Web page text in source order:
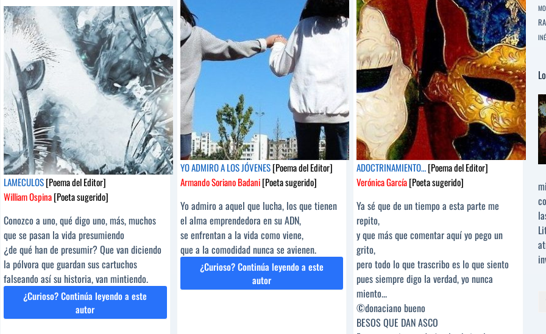
Francisco
Manzano
[Poeta
sugerido]
LAMECULOS[Poema del Editor]
William Ospina[Poeta sugerido]
Conozco a uno, qué digo uno, más, muchos
que se pasan la vida presumiendo
¿de qué han de presumir? Que van diciendo
la pólvora que guardan sus cartuchos
falseando así su historia, van mintiendo.
¿Curioso? Continúa leyendo a este
autorLAMECULOS
[Poema
YO ADMIRO A LOS JÓVENES[Poema del Editor]
Armando Soriano Badani[Poeta sugerido]
Yo admiro a aquel que lucha, los que tienen
el alma emprendedora en su ADN,
se enfrentan a la vida como viene,
que a la comodidad nunca se avienen.
¿Curioso? Continúa leyendo a este
autor
YO
ADMIRO
ADOCTRINAMIENTO…[Poema del Editor]
Verónica García[Poeta sugerido]
Ya sé que de un tiempo a esta parte me
repito,
y que más que comentar aquí yo pego un
grito,
pero todo lo que trascribo es lo que siento
pues siempre digo la verdad, yo nunca
miento...
©donaciano bueno
BESOS QUE DAN ASCO